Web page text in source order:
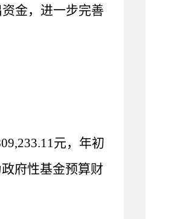
金，进一步完善
元，年初
府性基金预算财